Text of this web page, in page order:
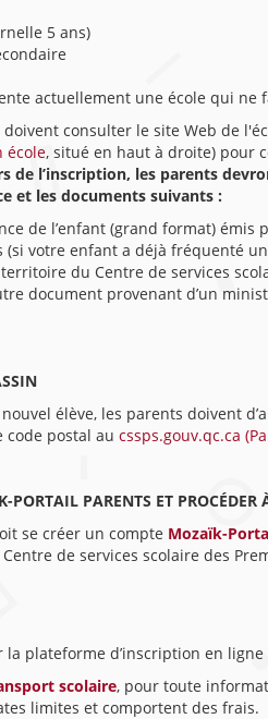
5 ans)
actuellement une école qui ne
consulter le site Web de
école, situé en haut à droite) pour
de l’inscription, les parents
et les documents suivants :
de l’enfant (grand format) émis
votre enfant a déjà fréquenté
du Centre de services
document provenant d’un
élève, les parents doivent
code postal au cssps.gouv.qc.ca
PORTAIL PARENTS ET PROCÉDER
se créer un compte Mozaïk-
de services scolaire des
la plateforme d’inscription en
scolaire, pour toute
limites et comportent des frais.